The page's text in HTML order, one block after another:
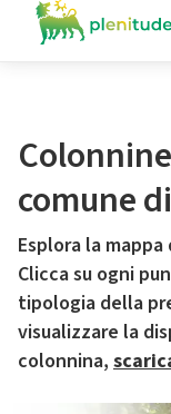
comune
Esplora la
Clicca su ogni
tipologia della
visualizzare la
colonnina,